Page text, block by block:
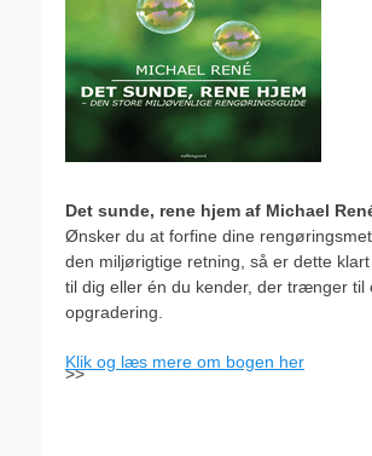
Det sunde, rene hjem af Michael
Ønsker du at forfine dine
den miljørigtige retning, så er dette
til dig eller én du kender, der trænger til
opgradering.
Klik og læs mere om bogen her
>>